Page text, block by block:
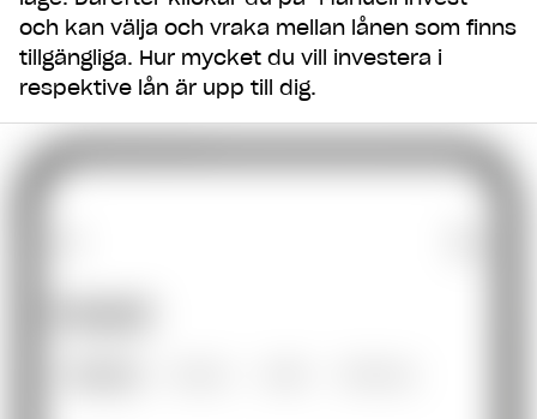
och kan välja och vraka mellan lånen som finns
tillgängliga. Hur mycket du vill investera i
respektive lån är upp till dig.